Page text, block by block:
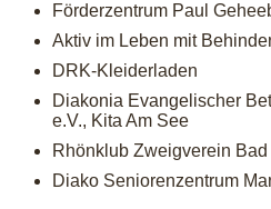
Förderzentrum Paul
Aktiv im Leben mit
DRK-Kleiderladen
Diakonia Evangelischer
e.V., Kita Am See
Rhönklub Zweigverein
Diako Seniorenzentrum